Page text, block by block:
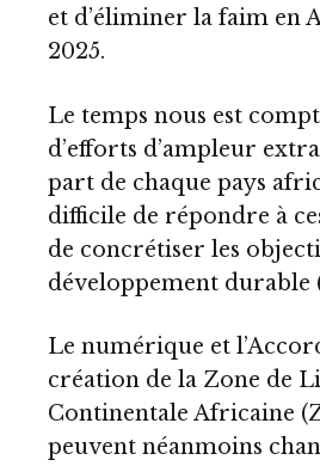
et d’éliminer la faim en
2025.
Le temps nous est
d’efforts d’ampleur
part de chaque pays
difficile de répondre à
de concrétiser les
développement durable
Le numérique et
création de la Zone de
Continentale Africaine
peuvent néanmoins